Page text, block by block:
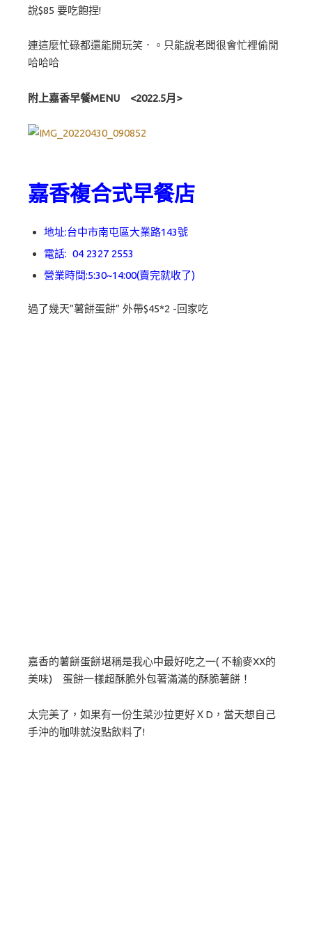
說$85 要吃飽捏!
連這麼忙碌都還能開玩笑．。只能說老闆很會忙裡偷閒
哈哈哈
附上嘉香早餐MENU <2022.5月>
嘉香複合式早餐店
地址:台中市南屯區大業路143號
電話: 04 2327 2553
營業時間:5:30~14:00(賣完就收了)
過了幾天”薯餅蛋餅” 外帶$45*2 -回家吃
嘉香的薯餅蛋餅堪稱是我心中最好吃之一( 不輸麥XX的
美味) 蛋餅一樣超酥脆外包著滿滿的酥脆薯餅！
太完美了，如果有一份生菜沙拉更好ＸD，當天想自己
手沖的咖啡就沒點飲料了!